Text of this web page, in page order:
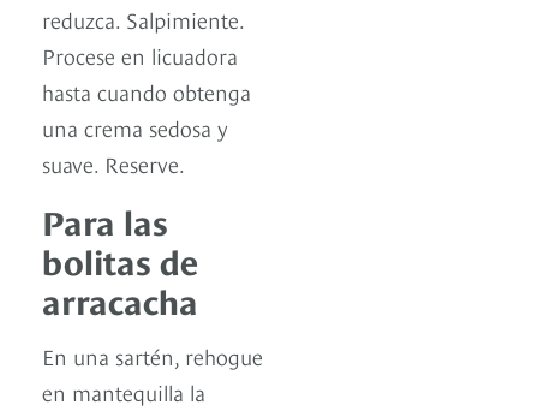
reduzca. Salpimiente.
Procese en licuadora
hasta cuando obtenga
una crema sedosa y
suave. Reserve.
Para las
bolitas de
arracacha
En una sartén, rehogue
en mantequilla la